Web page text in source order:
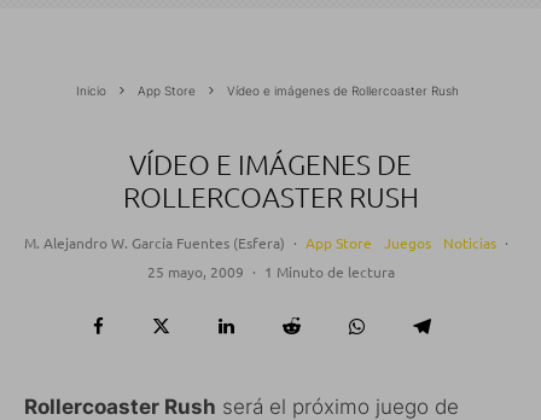
Inicio App Store Vídeo e imágenes de Rollercoaster Rush
VÍDEO E IMÁGENES DE
ROLLERCOASTER RUSH
M. Alejandro W. García Fuentes (Esfera) · App Store Juegos Noticias ·
25 mayo, 2009 · 1 Minuto de lectura
Rollercoaster Rush será el próximo juego de